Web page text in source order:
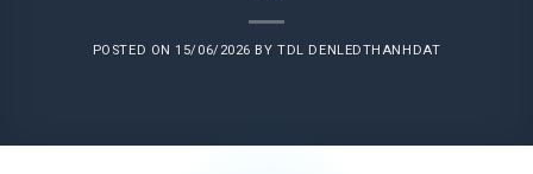
POSTED ON15/06/2026 BYTDL DENLEDTHANHDAT